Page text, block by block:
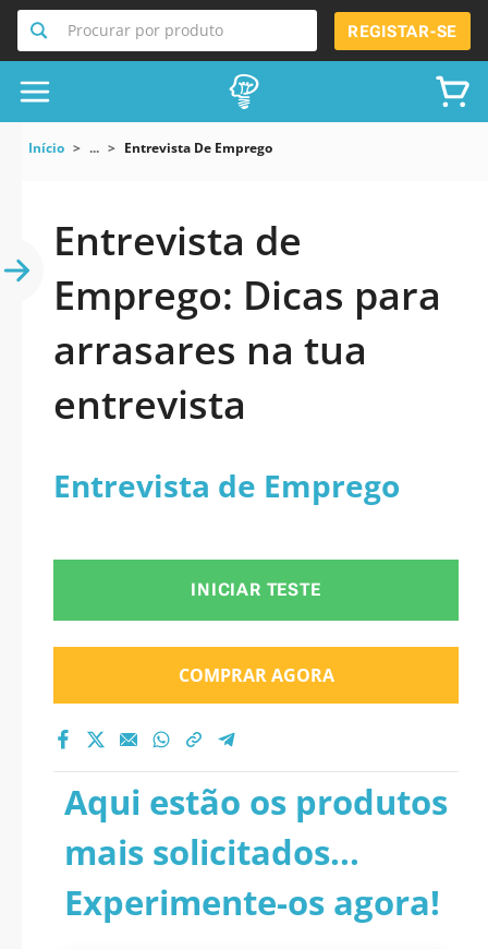
Procurar por produto REGISTAR-SE
Início ... Entrevista De Emprego
Entrevista de
Emprego: Dicas para
arrasares na tua
entrevista
Entrevista de Emprego
INICIAR TESTE
COMPRAR AGORA
Aqui estão os produtos
mais solicitados...
Experimente-os agora!